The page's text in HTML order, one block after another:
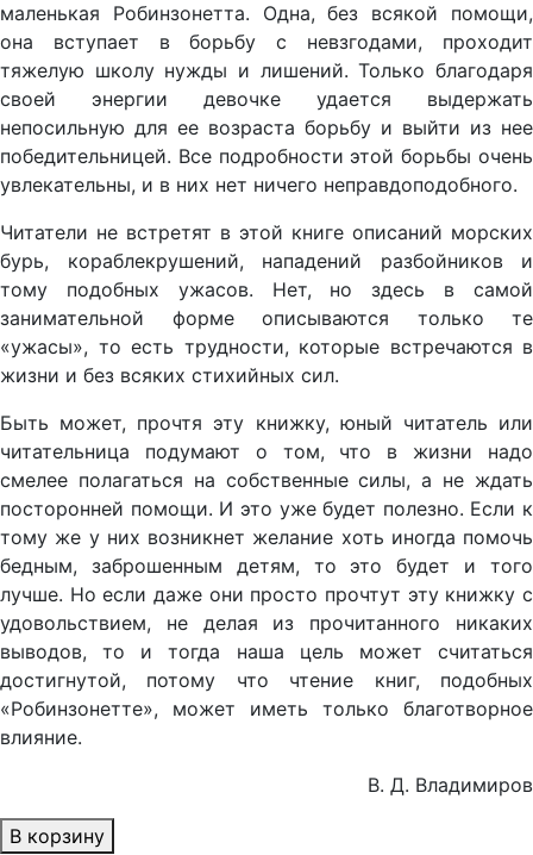
маленькая Робинзонетта. Одна, без всякой помощи,
она вступает в борьбу с невзгодами, проходит
тяжелую школу нужды и лишений. Только благодаря
своей энергии девочке удается выдержать
непосильную для ее возраста борьбу и выйти из нее
победительницей. Все подробности этой борьбы очень
увлекательны, и в них нет ничего неправдоподобного.
Читатели не встретят в этой книге описаний морских
бурь, кораблекрушений, нападений разбойников и
тому подобных ужасов. Нет, но здесь в самой
занимательной форме описываются только те
«ужасы», то есть трудности, которые встречаются в
жизни и без всяких стихийных сил.
Быть может, прочтя эту книжку, юный читатель или
читательница подумают о том, что в жизни надо
смелее полагаться на собственные силы, а не ждать
посторонней помощи. И это уже будет полезно. Если к
тому же у них возникнет желание хоть иногда помочь
бедным, заброшенным детям, то это будет и того
лучше. Но если даже они просто прочтут эту книжку с
удовольствием, не делая из прочитанного никаких
выводов, то и тогда наша цель может считаться
достигнутой, потому что чтение книг, подобных
«Робинзонетте», может иметь только благотворное
влияние.
В. Д. Владимиров
В корзину